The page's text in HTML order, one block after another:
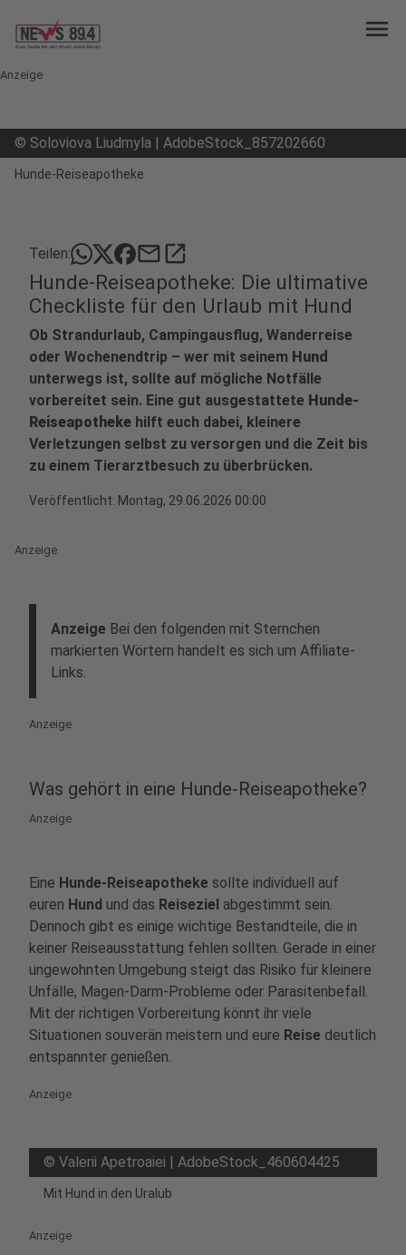
menu
Anzeige
© Soloviova Liudmyla | AdobeStock_857202660
Hunde-Reiseapotheke
Teilen: mailopen_in_new
Hunde-Reiseapotheke: Die ultimative
Checkliste für den Urlaub mit Hund
Ob Strandurlaub, Campingausflug, Wanderreise
oder Wochenendtrip – wer mit seinem Hund
unterwegs ist, sollte auf mögliche Notfälle
vorbereitet sein. Eine gut ausgestattete Hunde-
Reiseapotheke hilft euch dabei, kleinere
Verletzungen selbst zu versorgen und die Zeit bis
zu einem Tierarztbesuch zu überbrücken.
Veröffentlicht: Montag, 29.06.2026 00:00
Anzeige
Anzeige Bei den folgenden mit Sternchen
markierten Wörtern handelt es sich um Affiliate-
Links.
Anzeige
Was gehört in eine Hunde-Reiseapotheke?
Anzeige
Eine Hunde-Reiseapotheke sollte individuell auf
euren Hund und das Reiseziel abgestimmt sein.
Dennoch gibt es einige wichtige Bestandteile, die in
keiner Reiseausstattung fehlen sollten. Gerade in einer
ungewohnten Umgebung steigt das Risiko für kleinere
Unfälle, Magen-Darm-Probleme oder Parasitenbefall.
Mit der richtigen Vorbereitung könnt ihr viele
Situationen souverän meistern und eure Reise deutlich
entspannter genießen.
Anzeige
© Valerii Apetroaiei | AdobeStock_460604425
Mit Hund in den Uralub
Anzeige